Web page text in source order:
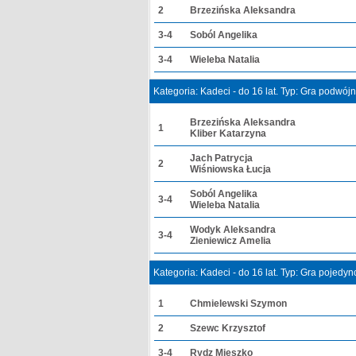
2 Brzezińska Aleksandra
3-4 Soból Angelika
3-4 Wieleba Natalia
Kategoria: Kadeci - do 16 lat. Typ: Gra
1
Brzezińska Aleksandra
Kliber Katarzyna
2
Jach Patrycja
Wiśniowska Łucja
3-4
Soból Angelika
Wieleba Natalia
3-4
Wodyk Aleksandra
Zieniewicz Amelia
Kategoria: Kadeci - do 16 lat. Typ: Gra
1 Chmielewski Szymon
2 Szewc Krzysztof
3-4 Rydz Mieszko